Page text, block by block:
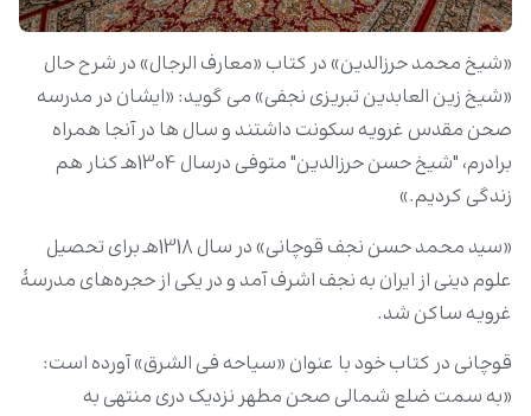
«شیخ محمد حرزالدین» در کتاب «معارف الرجال» در شرح حال
«شیخ زین العابدین تبریزی نجفی» می گوید: «ایشان در مدرسه
صحن مقدس غرویه سکونت داشتند و سال ها در آنجا همراه
برادرم، "شیخ حسن حرزالدین" متوفی درسال 1304هـ کنار هم
زندگی کردیم.»
«سید محمد حسن نجف قوچانی» در سال 1318هـ برای تحصیل
علوم دینی از ایران به نجف اشرف آمد و در یکی از حجره‌های مدرسۀ
غرویه ساکن شد.
قوچانی در کتاب خود با عنوان «سیاحه فی الشرق» آورده است:
«به سمت ضلع شمالی صحن مطهر نزدیک دری منتهی به